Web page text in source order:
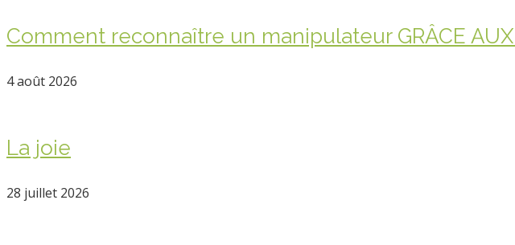
Comment reconnaître un manipulateur GRÂCE AUX
4 août 2026
La joie
28 juillet 2026